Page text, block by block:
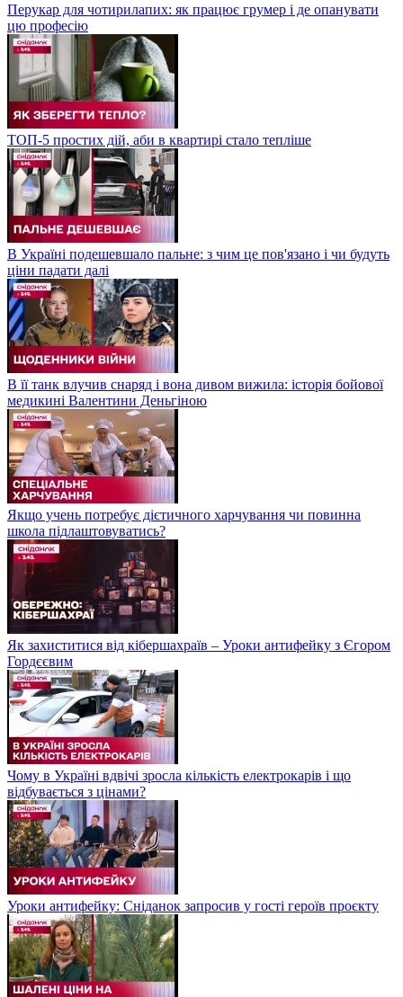
Перукар для чотирилапих: як працює грумер і де опанувати
цю професію
ТОП-5 простих дій, аби в квартирі стало тепліше
В Україні подешевшало пальне: з чим це пов'язано і чи будуть
ціни падати далі
В її танк влучив снаряд і вона дивом вижила: історія бойової
медикині Валентини Деньгіною
Якщо учень потребує дієтичного харчування чи повинна
школа підлаштовуватись?
Як захиститися від кібершахраїв – Уроки антифейку з Єгором
Гордєєвим
Чому в Україні вдвічі зросла кількість електрокарів і що
відбувається з цінами?
Уроки антифейку: Сніданок запросив у гості героїв проєкту